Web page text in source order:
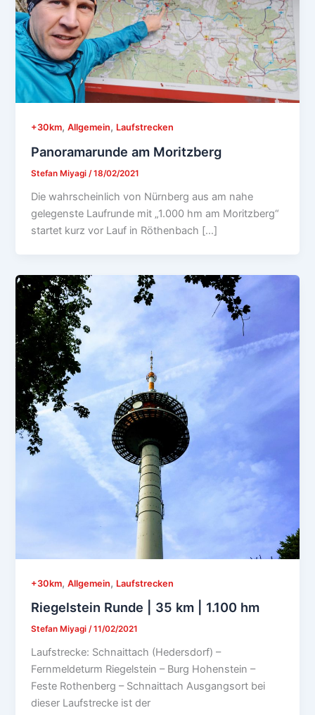
+30km,Allgemein, Laufstrecken
Panoramarunde am Moritzberg
Stefan Miyagi/18/02/2021
Die wahrscheinlich von Nürnberg aus am nahe
gelegenste Laufrunde mit „1.000 hm am Moritzberg“
startet kurz vor Lauf in Röthenbach […]
+30km,Allgemein, Laufstrecken
Riegelstein Runde | 35 km | 1.100 hm
Stefan Miyagi/11/02/2021
Laufstrecke: Schnaittach (Hedersdorf) –
Fernmeldeturm Riegelstein – Burg Hohenstein –
Feste Rothenberg – Schnaittach Ausgangsort bei
dieser Laufstrecke ist der